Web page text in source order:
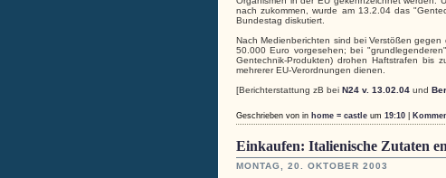
nach zukommen, wurde am 13.2.04 das
Bundestag diskutiert.
Nach Medienberichten sind bei Verstößen
50.000 Euro vorgesehen; bei
Gentechnik-Produkten) drohen Haftstrafen bis
mehrerer EU-Verordnungen dienen.
[Berichterstattung zB bei N24 v. 13.02.04und
Geschrieben von in home = castleum 19:10|
Einkaufen: Italienische Zutaten
MONTAG, 20. OKTOBER 2003